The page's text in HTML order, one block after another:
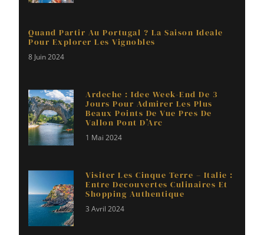
Quand Partir Au Portugal ? La Saison Ideale
Pour Explorer Les Vignobles
8 Juin 2024
Ardeche : Idee Week-End De 3
Jours Pour Admirer Les Plus
Beaux Points De Vue Pres De
Vallon Pont D’Arc
1 Mai 2024
Visiter Les Cinque Terre – Italie :
Entre Decouvertes Culinaires Et
Shopping Authentique
3 Avril 2024